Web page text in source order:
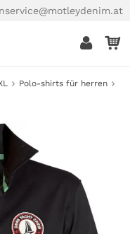
Polo-shirts für herren